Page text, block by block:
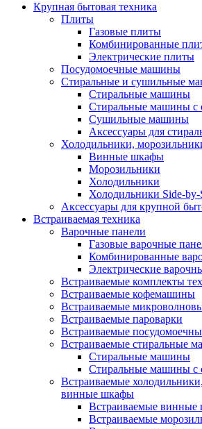
Крупная бытовая техника
Плиты
Газовые плиты
Комбинированные
Электрические плиты
Посудомоечные машины
Стиральные и сушильные
Стиральные машины
Стиральные машины с
Сушильные машины
Аксессуары для
Холодильники,
Винные шкафы
Морозильники
Холодильники
Холодильники Side-by-
Аксессуары для крупной
Встраиваемая техника
Варочные панели
Газовые варочные
Комбинированные
Электрические
Встраиваемые комплекты
Встраиваемые кофемашины
Встраиваемые
Встраиваемые пароварки
Встраиваемые
Встраиваемые стиральные
Стиральные машины
Стиральные машины с
Встраиваемые
винные шкафы
Встраиваемые
Встраиваемые